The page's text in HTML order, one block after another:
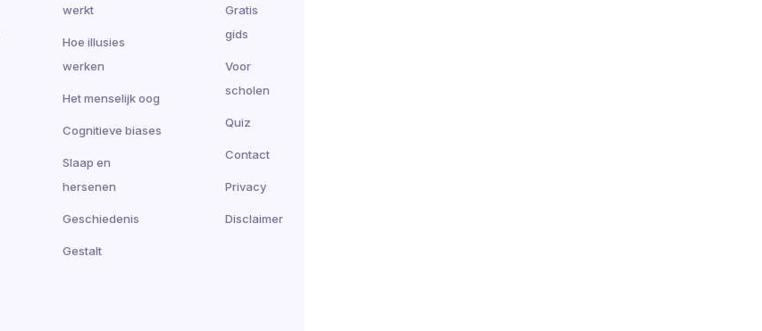
werkt
Hoe illusies
werken
Het menselijk oog
Cognitieve biases
Slaap en
hersenen
Geschiedenis
Gestalt
Gratis
gids
Voor
scholen
Quiz
Contact
Privacy
Disclaimer